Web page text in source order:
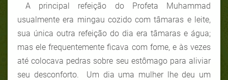
A principal refeição do Profeta Muhammad
usualmente era mingau cozido com tâmaras e leite,
sua única outra refeição do dia era tâmaras e água;
mas ele frequentemente ficava com fome, e às vezes
até colocava pedras sobre seu estômago para aliviar
seu desconforto. Um dia uma mulher lhe deu um